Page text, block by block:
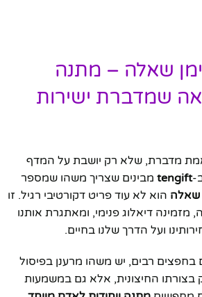
שאלה – מתנה
שמדברת ישירות
מדברת, שלא רק יושבת על המדף
tengift מבינים שצריך משהו שמספר
שאלה הוא לא עוד פריט דקורטיבי רגיל. זו
דיאלוג פנימי, ומאתגרת אותנו
ועל הדרך שלנו בחיים.
בחפצים רבים, יש משהו מרענן בפיסול
החיצונית, אלא גם במשמעות